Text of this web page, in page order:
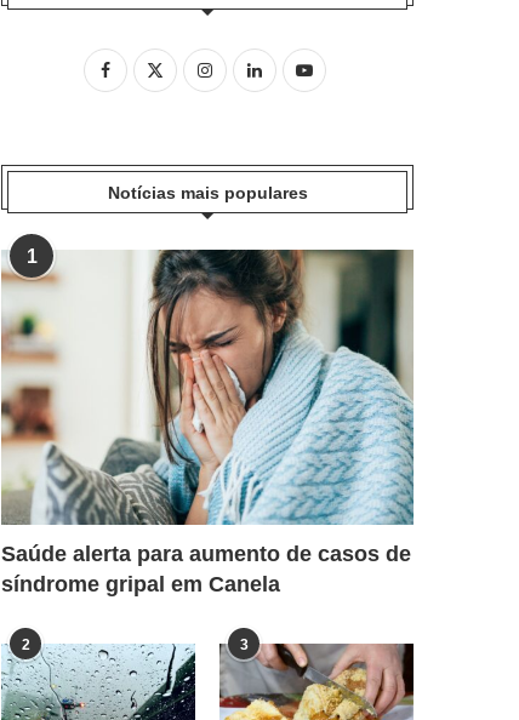
Notícias mais populares
1
Saúde alerta para aumento de casos de
síndrome gripal em Canela
2 3